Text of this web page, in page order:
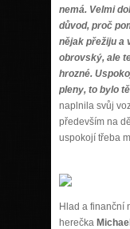
nemá. Velmi
důvod, proč
nějak přežiju a
obrovský, ale
hrozné.
pleny, to bylo
naplnila svůj
především na
uspokojí třeba
Hlad a finanční
herečka